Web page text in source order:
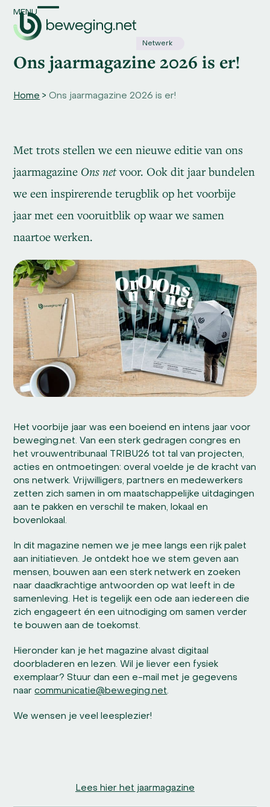
content
MENU
Open
menu
Close
menu
Netwerk
Ons jaarmagazine 2026 is er!
Home >Ons jaarmagazine 2026 is er!
Met trots stellen we een nieuwe editie van ons
jaarmagazine Ons netvoor. Ook dit jaar bundelen
we een inspirerende terugblik op het voorbije
jaar met een vooruitblik op waar we samen
naartoe werken.
Het voorbije jaar was een boeiend en intens jaar voor
beweging.net. Van een sterk gedragen congres en
het vrouwentribunaal TRIBU26 tot tal van projecten,
acties en ontmoetingen: overal voelde je de kracht van
ons netwerk. Vrijwilligers, partners en medewerkers
zetten zich samen in om maatschappelijke uitdagingen
aan te pakken en verschil te maken, lokaal en
bovenlokaal.
In dit magazine nemen we je mee langs een rijk palet
aan initiatieven. Je ontdekt hoe we stem geven aan
mensen, bouwen aan een sterk netwerk en zoeken
naar daadkrachtige antwoorden op wat leeft in de
samenleving. Het is tegelijk een ode aan iedereen die
zich engageert én een uitnodiging om samen verder
te bouwen aan de toekomst.
Hieronder kan je het magazine alvast digitaal
doorbladeren en lezen. Wil je liever een fysiek
exemplaar? Stuur dan een e-mail met je gegevens
naarcommunicatie@beweging.net
We wensen je veel leesplezier!
Lees hier het jaarmagazine